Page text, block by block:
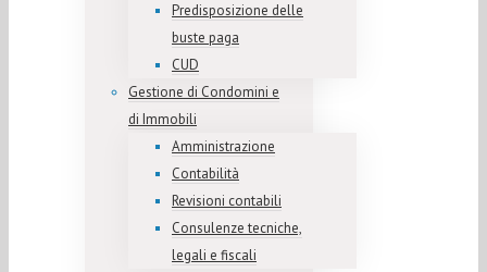
Predisposizione delle
buste paga
CUD
Gestione di Condomini e
di Immobili
Amministrazione
Contabilità
Revisioni contabili
Consulenze tecniche,
legali e fiscali